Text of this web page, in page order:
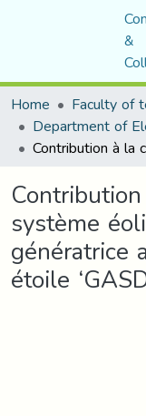
&
Home
Faculty of
système
génératrice
étoile